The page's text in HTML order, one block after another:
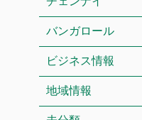
バンガロール
ビジネス情報
地域情報